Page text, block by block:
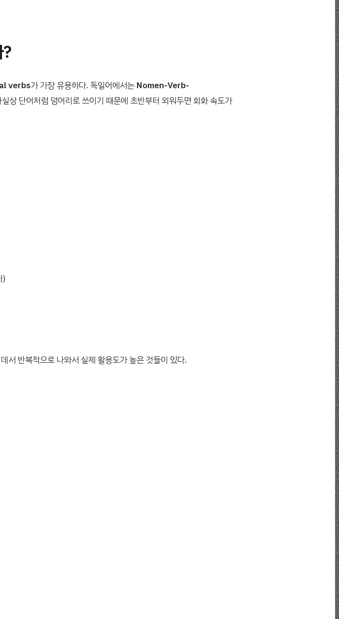
verbs가 가장 유용하다. 독일어에서는Nomen-Verb-
상 단어처럼 덩어리로 쓰이기 때문에 초반부터 외워두면 회화 속도가
)
서 반복적으로 나와서 실제 활용도가 높은 것들이 있다.